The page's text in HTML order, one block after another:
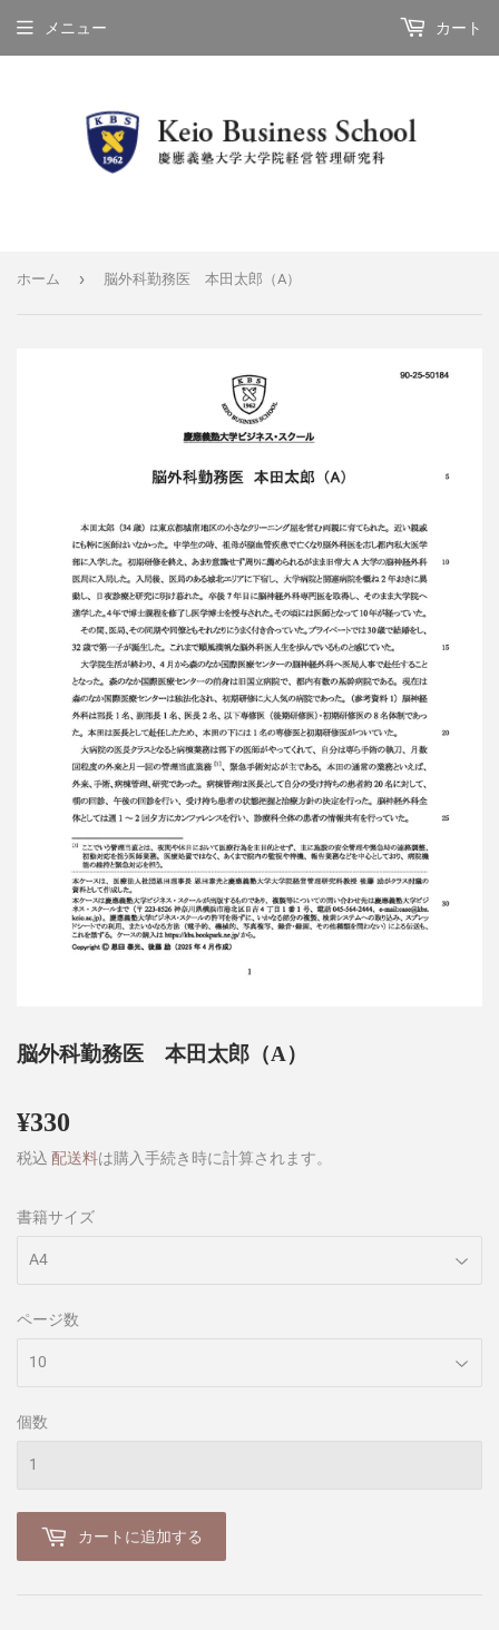
メニュー カート
ホーム › 脳外科勤務医 本田太郎（A）
脳外科勤務医 本田太郎（A）
¥330
税込 配送料は購入手続き時に計算されます。
書籍サイズ
ページ数
個数
カートに追加する